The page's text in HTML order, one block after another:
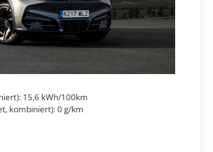
15,6 kWh/100km
kombiniert):0 g/km